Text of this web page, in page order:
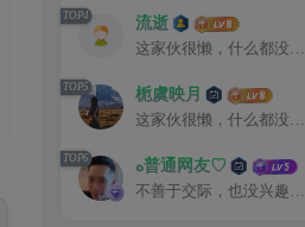
TOP4 流逝
这家伙很懒，什么都没有写...
TOP5 栀虞映月
这家伙很懒，什么都没有写...
TOP6 ﻩ普通网友♡
不善于交际，也没兴趣认识你。